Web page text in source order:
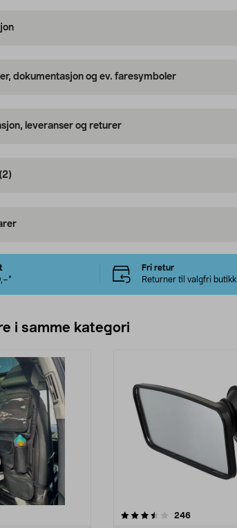
dokumentasjon og ev. faresymboler
leveranser og returer
(2)
Fri retur
Returner til valgfri butikk
i samme kategori
5 stjerner 246anmeldelser
4.5 av 5 stjerner